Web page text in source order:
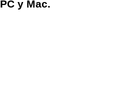
PC y Mac.